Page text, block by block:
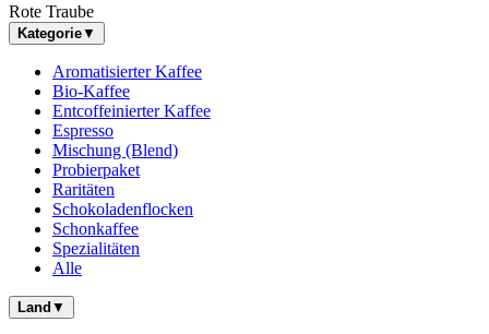
Rote Traube
Kategorie▼
Aromatisierter Kaffee
Bio-Kaffee
Entcoffeinierter Kaffee
Espresso
Mischung (Blend)
Probierpaket
Raritäten
Schokoladenflocken
Schonkaffee
Spezialitäten
Alle
Land ▼